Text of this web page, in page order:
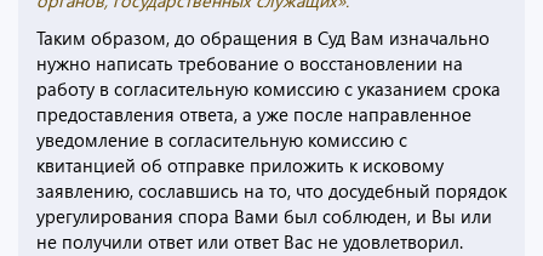
Таким образом, до обращения в Суд Вам изначально
нужно написать требование о восстановлении на
работу в согласительную комиссию с указанием срока
предоставления ответа, а уже после направленное
уведомление в согласительную комиссию с
квитанцией об отправке приложить к исковому
заявлению, сославшись на то, что досудебный порядок
урегулирования спора Вами был соблюден, и Вы или
не получили ответ или ответ Вас не удовлетворил.